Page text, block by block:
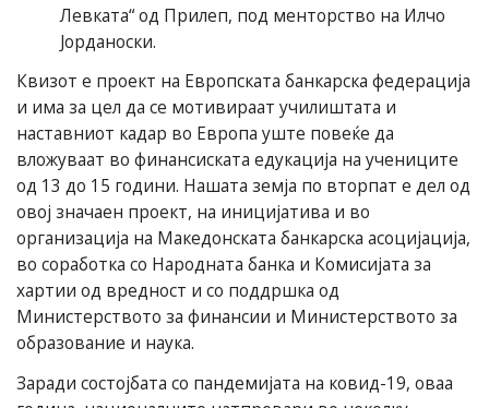
Левката“ од Прилеп, под менторство на Илчо
Јорданоски.
Квизот е проект на Европската банкарска федерација
и има за цел да се мотивираат училиштата и
наставниот кадар во Европа уште повеќе да
вложуваат во финансиската едукација на учениците
од 13 до 15 години. Нашата земја по вторпат е дел од
овој значаен проект, на иницијатива и во
организација на Македонската банкарска асоцијација,
во соработка со Народната банка и Комисијата за
хартии од вредност и со поддршка од
Министерството за финансии и Министерството за
образование и наука.
Заради состојбата со пандемијата на ковид-19, оваа